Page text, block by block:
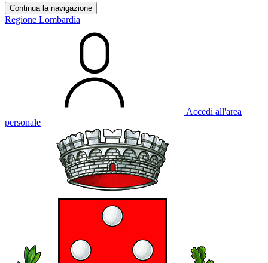
Continua la navigazione
Regione Lombardia
Accedi all'area
personale